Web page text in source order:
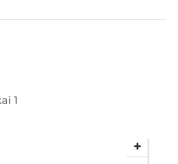
denen man kulinarische
1